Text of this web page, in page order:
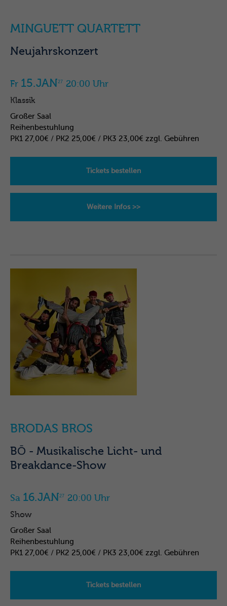
MINGUETT QUARTETT
Neujahrskonzert
Fr 15.JAN27 20:00 Uhr
Klassik
Großer Saal
Reihenbestuhlung
PK1 27,00€ / PK2 25,00€ / PK3 23,00€ zzgl. Gebühren
Tickets bestellen
Weitere Infos >>
BRODAS BROS
BŌ - Musikalische Licht- und
Breakdance-Show
Sa 16.JAN27 20:00 Uhr
Show
Großer Saal
Reihenbestuhlung
PK1 27,00€ / PK2 25,00€ / PK3 23,00€ zzgl. Gebühren
Tickets bestellen